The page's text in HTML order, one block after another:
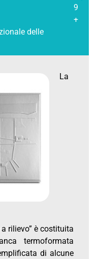
9
+
delle
La
rilievo” è costituita
termoformata
di alcune